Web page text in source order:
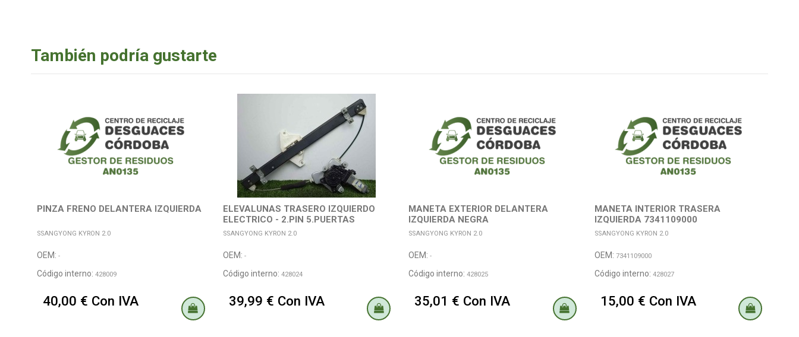
También podría gustarte
PINZA FRENO DELANTERA IZQUIERDA
SSANGYONG KYRON 2.0
OEM: -
Código interno: 428009
40,00 € Con IVA
ELEVALUNAS TRASERO IZQUIERDO
ELECTRICO - 2.PIN 5.PUERTAS
SSANGYONG KYRON 2.0
OEM: -
Código interno: 428024
39,99 € Con IVA
MANETA EXTERIOR DELANTERA
IZQUIERDA NEGRA
SSANGYONG KYRON 2.0
OEM: -
Código interno: 428025
35,01 € Con IVA
MANETA INTERIOR TRASERA
IZQUIERDA 7341109000
SSANGYONG KYRON 2.0
OEM: 7341109000
Código interno: 428027
15,00 € Con IVA